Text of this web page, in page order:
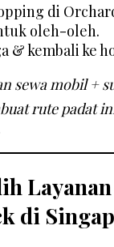
di
oleh-oleh.
& kembali ke
sewa mobil +
rute padat
Layanan
di